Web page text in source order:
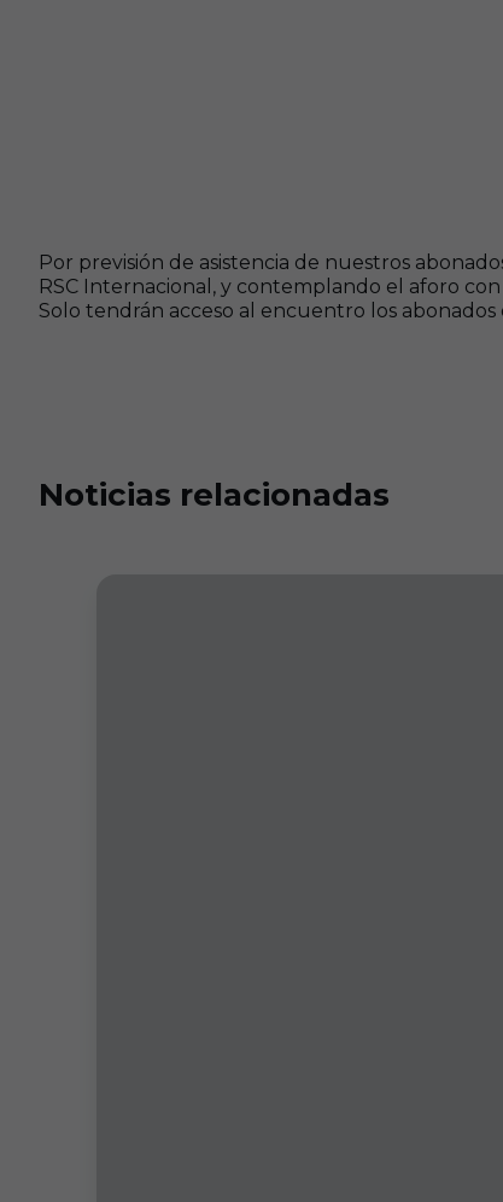
Por previsión de asistencia de nuestros
RSC Internacional, y contemplando el aforo
Solo tendrán acceso al encuentro los
Noticias relacionadas